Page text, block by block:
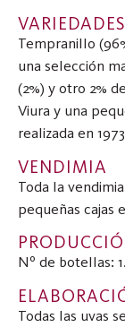
VARIEDADES
Tempranillo
una selección
(2%) y otro 2%
Viura y una
realizada en
VENDIMIA
Toda la
pequeñas cajas
Nº de botellas:
Todas las uvas